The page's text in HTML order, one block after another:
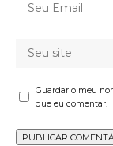
Guardar o meu
que eu comentar.